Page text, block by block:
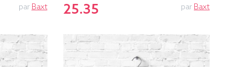
par Baxt 25.35 par Baxt